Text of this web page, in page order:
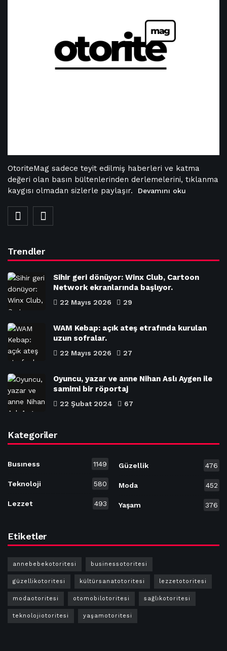
OtoriteMag sadece teyit edilmiş haberleri ve katma
değeri olan basın bültenlerinden derlemelerini, tıklanma
kaygısı olmadan sizlerle paylaşır.
Devamını oku
Trendler
Sihir geri dönüyor: Winx Club, Cartoon
Network ekranlarında başlıyor.
22 Mayıs 2026 29
WAM Kebap: açık ateş etrafında kurulan
uzun sofralar.
22 Mayıs 2026 27
Oyuncu, yazar ve anne Nihan Aslı Aygen ile
samimi bir röportaj
22 Şubat 2024 67
Kategoriler
Busıness 1149
Teknoloji 580
Lezzet 493
Güzellik 476
Moda 452
Yaşam 376
Etiketler
annebebekotoritesi businessotoritesi
güzellikotoritesi kültürsanatotoritesi lezzetotoritesi
modaotoritesi otomobilotoritesi sağlıkotoritesi
teknolojiotoritesi yaşamotoritesi